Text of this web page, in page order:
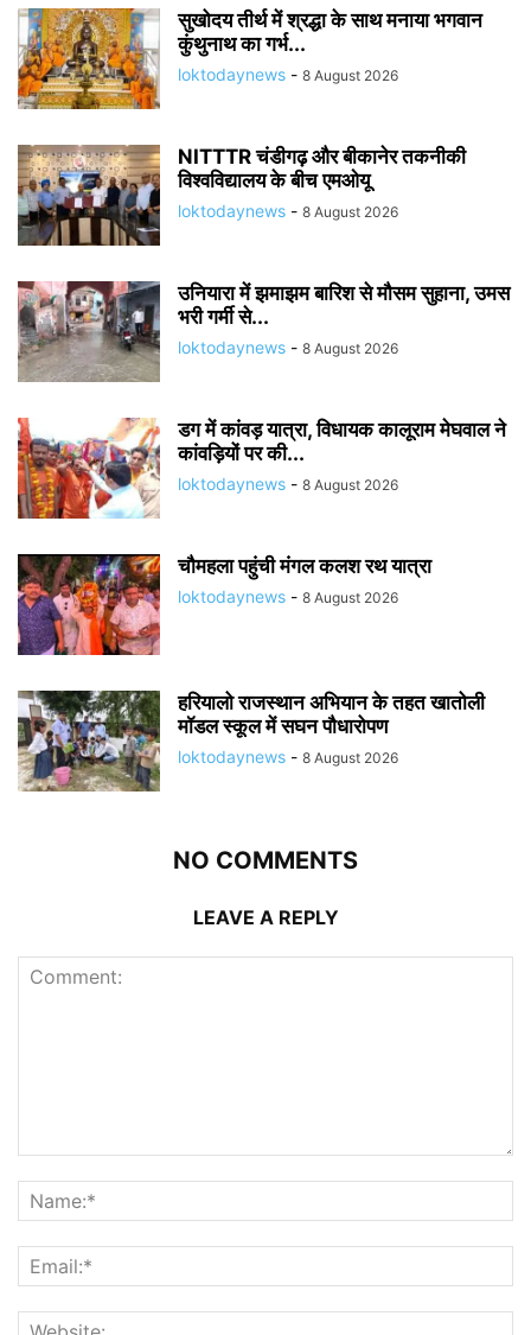
सुखोदय तीर्थ में श्रद्धा के साथ मनाया भगवान
कुंथुनाथ का गर्भ...
loktodaynews - 8 August 2026
NITTTR चंडीगढ़ और बीकानेर तकनीकी
विश्वविद्यालय के बीच एमओयू
loktodaynews - 8 August 2026
उनियारा में झमाझम बारिश से मौसम सुहाना, उमस
भरी गर्मी से...
loktodaynews - 8 August 2026
डग में कांवड़ यात्रा, विधायक कालूराम मेघवाल ने
कांवड़ियों पर की...
loktodaynews - 8 August 2026
चौमहला पहुंची मंगल कलश रथ यात्रा
loktodaynews - 8 August 2026
हरियालो राजस्थान अभियान के तहत खातोली
मॉडल स्कूल में सघन पौधारोपण
loktodaynews - 8 August 2026
NO COMMENTS
LEAVE A REPLY